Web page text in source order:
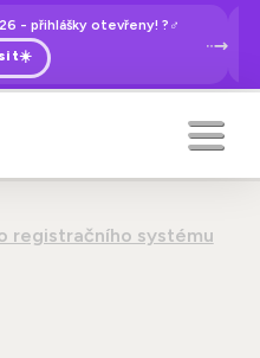
- přihlášky otevřeny! ?‍♂️
registračního systému